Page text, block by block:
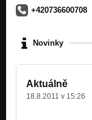
Nezařazeno
Nezařazeno
6.Never fall down
7.To dirty
+420736600708
Novinky
Aktuálně
18.8.2011 v 15:26